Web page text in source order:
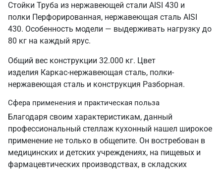
Стойки Труба из нержавеющей стали AISI 430 и
полки Перфорированная, нержавеющая сталь AISI
430. Особенность модели — выдерживать нагрузку до
80 кг на каждый ярус.
Общий вес конструкции 32.000 кг. Цвет
изделия Каркас-нержавеющая сталь, полки-
нержавеющая сталь и конструкция Разборная.
Сфера применения и практическая польза
Благодаря своим характеристикам, данный
профессиональный стеллаж кухонный нашел широкое
применение не только в общепите. Он востребован в
медицинских и детских учреждениях, на пищевых и
фармацевтических производствах, в складских